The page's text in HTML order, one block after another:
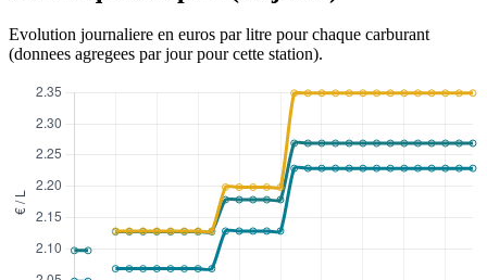
Evolution journaliere en euros par litre pour chaque carburant
(donnees agregees par jour pour cette station).